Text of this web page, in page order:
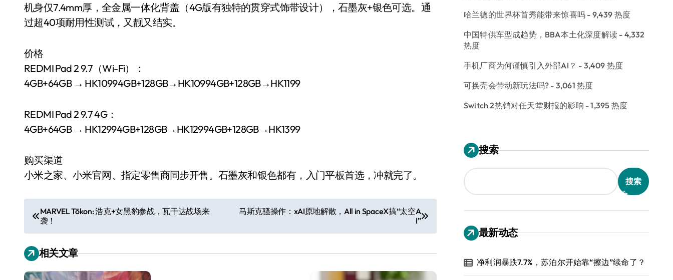
机身仅7.4mm厚，全金属一体化背盖（4G版有独特的贯穿式饰带设计），石墨灰+银色可选。通
过超40项耐用性测试，又靓又结实。
价格
REDMI Pad 2 9.7（Wi-Fi）：
4GB+64GB → HK10994GB+128GB→HK10994GB+128GB→HK1199
REDMI Pad 2 9.7 4G：
4GB+64GB → HK12994GB+128GB→HK12994GB+128GB→HK1399
购买渠道
小米之家、小米官网、指定零售商同步开售。石墨灰和银色都有，入门平板首选，冲就完了。
文
章
导
航
MARVEL Tōkon: 浩克+女黑豹参战，瓦干达战场来
袭！
马斯克骚操作：xAI原地解散，All in SpaceX搞“太空A
I”
相关文章
哈兰德的世界杯首秀能带来惊喜吗 - 9,439 热度
中国特供车型成趋势，BBA本土化深度解读 - 4,332
热度
手机厂商为何谨慎引入外部AI？ - 3,409 热度
可换壳会带动新玩法吗? - 3,061 热度
Switch 2热销对任天堂财报的影响 - 1,395 热度
搜索
搜索
最新动态
净利润暴跌7.7%，苏泊尔开始靠“擦边”续命了？